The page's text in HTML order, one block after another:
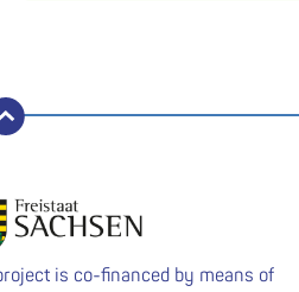
back to top
is co-financed by means of